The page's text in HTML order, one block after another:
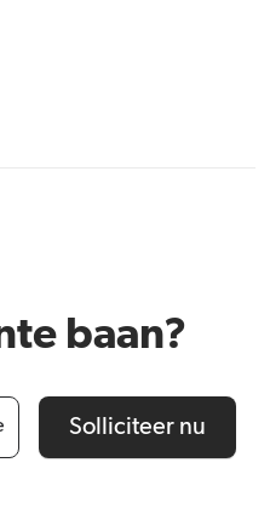
baan?
Solliciteer nu